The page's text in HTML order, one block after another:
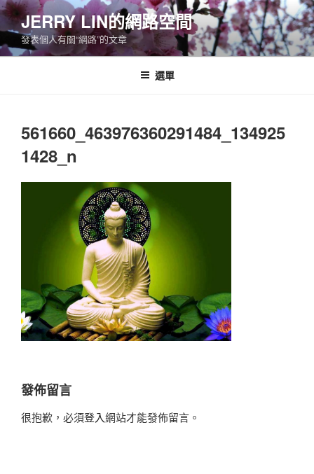
跳
至
主
要
JERRY LIN的網路空間
發表個人有關“網路”的文章
選單
561660_463976360291484_134925
1428_n
發佈留言
很抱歉，必須登入網站才能發佈留言。